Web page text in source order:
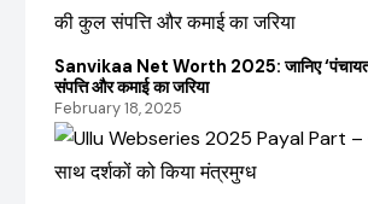
Sanvikaa Net Worth 2025: जानिए
संपत्ति और कमाई का जरिया
February 18, 2025